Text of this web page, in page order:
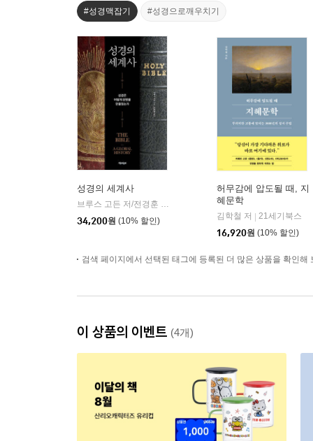
#성경맥잡기 #성경으로깨우치기
성경의 세계사
브루스 고든 저/전경훈 역
34,200원 (10% 할인)
허무감에 압도될 때, 지
혜문학
김학철 저
21세기북스
16,920원 (10% 할인)
검색 페이지에서 선택된 태그에 등록된 더 많은 상품을 확인해
이 상품의 이벤트 (4개)